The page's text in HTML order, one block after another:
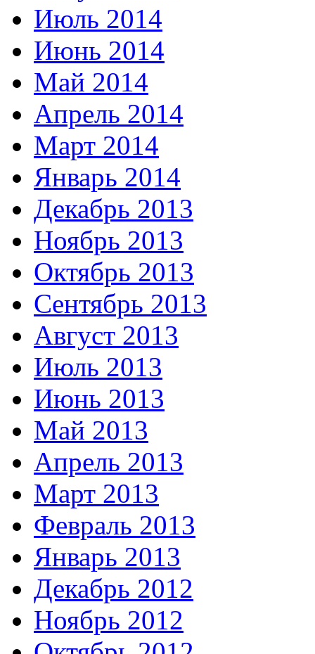
Июль 2014
Июнь 2014
Май 2014
Апрель 2014
Март 2014
Январь 2014
Декабрь 2013
Ноябрь 2013
Октябрь 2013
Сентябрь 2013
Август 2013
Июль 2013
Июнь 2013
Май 2013
Апрель 2013
Март 2013
Февраль 2013
Январь 2013
Декабрь 2012
Ноябрь 2012